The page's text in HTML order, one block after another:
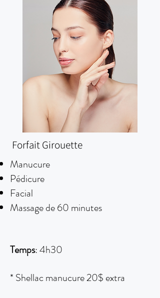
Forfait Girouette
Manucure
Pédicure
Facial
Massage de 60 minutes
Temps: 4h30
* Shellac manucure 20$ extra